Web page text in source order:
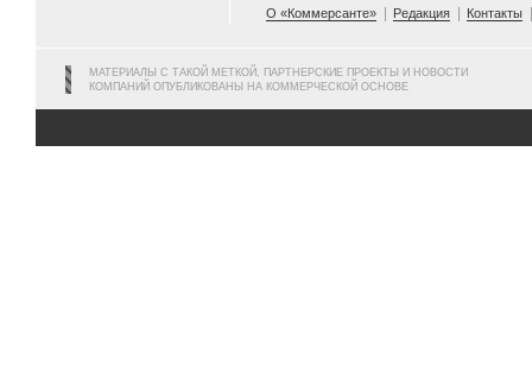
О «Коммерсанте»
Редакция Контакты
МАТЕРИАЛЫ С ТАКОЙ МЕТКОЙ, ПАРТНЕРСКИЕ ПРОЕКТЫ И НОВОСТИ
КОМПАНИЙ ОПУБЛИКОВАНЫ НА КОММЕРЧЕСКОЙ ОСНОВЕ